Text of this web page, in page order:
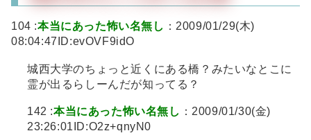
104 :本当にあった怖い名無し ：2009/01/29(木)
08:04:47ID:evOVF9idO
城西大学のちょっと近くにある橋？みたいなとこに
霊が出るらしーんだが知ってる？
142 :本当にあった怖い名無し ：2009/01/30(金)
23:26:01ID:O2z+qnyN0